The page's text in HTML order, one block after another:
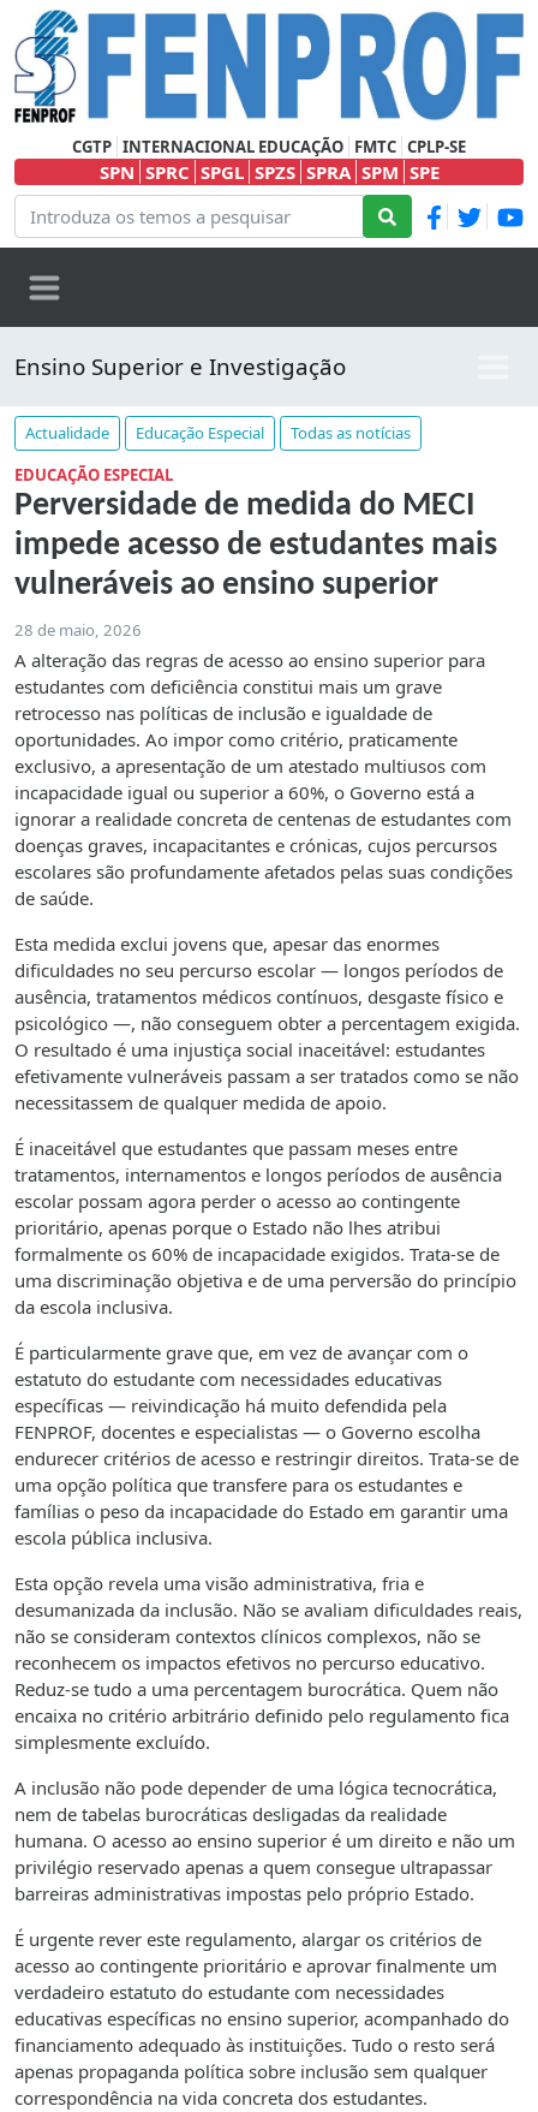
CGTP INTERNACIONAL EDUCAÇÃO FMTC CPLP-SE
SPN SPRC SPGL SPZS SPRA SPM SPE
Ensino Superior e Investigação
Actualidade Educação Especial
Todas as notícias
EDUCAÇÃO ESPECIAL
Perversidade de medida do MECI
impede acesso de estudantes mais
vulneráveis ao ensino superior
28 de maio, 2026
A alteração das regras de acesso ao ensino superior para
estudantes com deficiência constitui mais um grave
retrocesso nas políticas de inclusão e igualdade de
oportunidades. Ao impor como critério, praticamente
exclusivo, a apresentação de um atestado multiusos com
incapacidade igual ou superior a 60%, o Governo está a
ignorar a realidade concreta de centenas de estudantes com
doenças graves, incapacitantes e crónicas, cujos percursos
escolares são profundamente afetados pelas suas condições
de saúde.
Esta medida exclui jovens que, apesar das enormes
dificuldades no seu percurso escolar — longos períodos de
ausência, tratamentos médicos contínuos, desgaste físico e
psicológico —, não conseguem obter a percentagem exigida.
O resultado é uma injustiça social inaceitável: estudantes
efetivamente vulneráveis passam a ser tratados como se não
necessitassem de qualquer medida de apoio.
É inaceitável que estudantes que passam meses entre
tratamentos, internamentos e longos períodos de ausência
escolar possam agora perder o acesso ao contingente
prioritário, apenas porque o Estado não lhes atribui
formalmente os 60% de incapacidade exigidos. Trata-se de
uma discriminação objetiva e de uma perversão do princípio
da escola inclusiva.
É particularmente grave que, em vez de avançar com o
estatuto do estudante com necessidades educativas
específicas — reivindicação há muito defendida pela
FENPROF, docentes e especialistas — o Governo escolha
endurecer critérios de acesso e restringir direitos. Trata-se de
uma opção política que transfere para os estudantes e
famílias o peso da incapacidade do Estado em garantir uma
escola pública inclusiva.
Esta opção revela uma visão administrativa, fria e
desumanizada da inclusão. Não se avaliam dificuldades reais,
não se consideram contextos clínicos complexos, não se
reconhecem os impactos efetivos no percurso educativo.
Reduz-se tudo a uma percentagem burocrática. Quem não
encaixa no critério arbitrário definido pelo regulamento fica
simplesmente excluído.
A inclusão não pode depender de uma lógica tecnocrática,
nem de tabelas burocráticas desligadas da realidade
humana. O acesso ao ensino superior é um direito e não um
privilégio reservado apenas a quem consegue ultrapassar
barreiras administrativas impostas pelo próprio Estado.
É urgente rever este regulamento, alargar os critérios de
acesso ao contingente prioritário e aprovar finalmente um
verdadeiro estatuto do estudante com necessidades
educativas específicas no ensino superior, acompanhado do
financiamento adequado às instituições. Tudo o resto será
apenas propaganda política sobre inclusão sem qualquer
correspondência na vida concreta dos estudantes.